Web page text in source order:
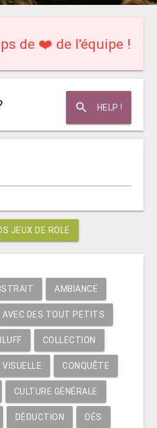
de ❤️ de l'équipe !
search HELP !
JEUX DE ROLE
AMBIANCE
AVEC DES TOUT PETITS
COLLECTION
CONQUÊTE
CULTURE GÉNÉRALE
DÉDUCTION DÉS